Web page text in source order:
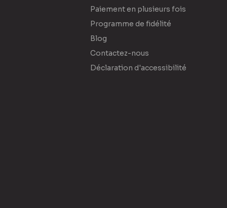
Paiement en plusieurs fois
Programme de fidélité
Blog
Contactez-nous
Déclaration d'accessibilité